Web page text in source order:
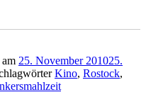
25. November 201025.
Kino, Rostock,